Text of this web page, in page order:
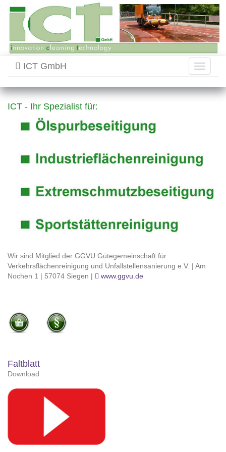
Toggle
ICT GmbH
ICT - Ihr Spezialist für:
Wir sind Mitglied der GGVU Gütegemeinschaft für
Verkehrsflächenreinigung und Unfallstellensanierung e.V. | Am
Nochen 1 | 57074 Siegen |
www.ggvu.de
Faltblatt
Download